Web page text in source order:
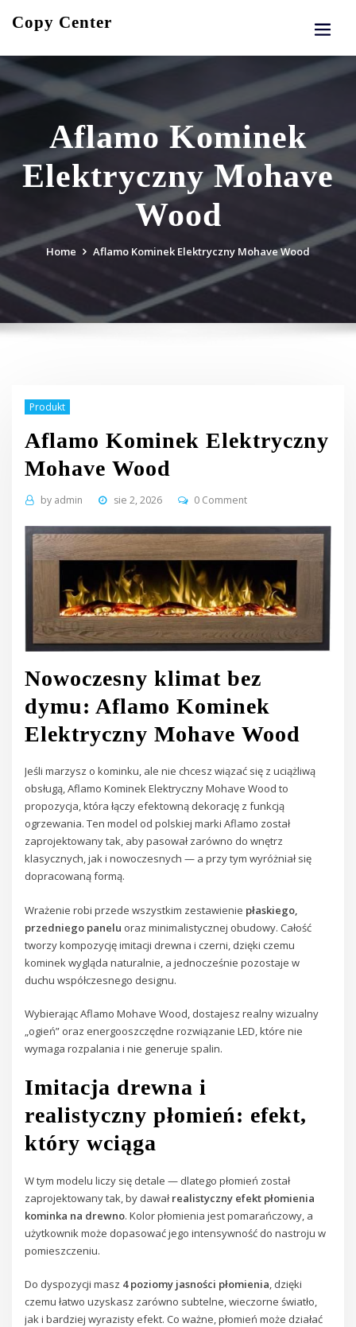
Copy Center
Aflamo Kominek
Elektryczny Mohave
Wood
Home Aflamo Kominek Elektryczny Mohave Wood
Produkt
Aflamo Kominek Elektryczny
Mohave Wood
by admin sie 2, 2026 0 Comment
Nowoczesny klimat bez
dymu: Aflamo Kominek
Elektryczny Mohave Wood
Jeśli marzysz o kominku, ale nie chcesz wiązać się z uciążliwą
obsługą, Aflamo Kominek Elektryczny Mohave Wood to
propozycja, która łączy efektowną dekorację z funkcją
ogrzewania. Ten model od polskiej marki Aflamo został
zaprojektowany tak, aby pasował zarówno do wnętrz
klasycznych, jak i nowoczesnych — a przy tym wyróżniał się
dopracowaną formą.
Wrażenie robi przede wszystkim zestawienie płaskiego,
przedniego panelu oraz minimalistycznej obudowy. Całość
tworzy kompozycję imitacji drewna i czerni, dzięki czemu
kominek wygląda naturalnie, a jednocześnie pozostaje w
duchu współczesnego designu.
Wybierając Aflamo Mohave Wood, dostajesz realny wizualny
„ogień” oraz energooszczędne rozwiązanie LED, które nie
wymaga rozpalania i nie generuje spalin.
Imitacja drewna i
realistyczny płomień: efekt,
który wciąga
W tym modelu liczy się detale — dlatego płomień został
zaprojektowany tak, by dawałrealistyczny efekt płomienia
kominka na drewno. Kolor płomienia jest pomarańczowy, a
użytkownik może dopasować jego intensywność do nastroju w
pomieszczeniu.
Do dyspozycji masz 4 poziomy jasności płomienia, dzięki
czemu łatwo uzyskasz zarówno subtelne, wieczorne światło,
jak i bardziej wyrazisty efekt. Co ważne, płomień może działać